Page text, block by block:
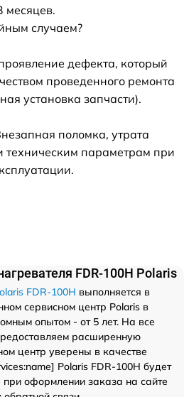
месяцев.
случаем?
дефекта, который
проведенного ремонта
установка запчасти).
поломка, утрата
техническим параметрам при
FDR-100H Polaris
FDR-100H выполняется в
сервисном центр Polaris в
опытом - от 5 лет. На все
расширенную
центр уверены в качестве
Polaris FDR-100H будет
оформлении заказа на сайте